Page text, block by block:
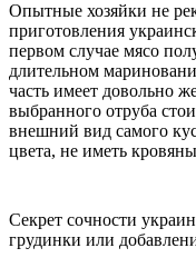
Опытные хозяйки не
приготовления
первом случае мясо
длительном
часть имеет довольно
выбранного отруба
внешний вид самого
цвета, не иметь
Секрет сочности
грудинки или